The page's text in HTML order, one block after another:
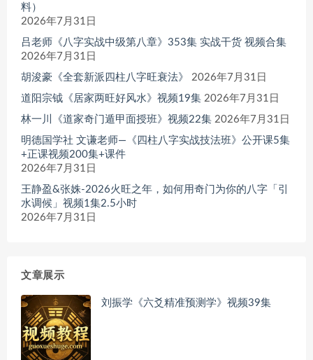
料）
2026年7月31日
吕老师《八字实战中级第八章》353集 实战干货 视频合集
2026年7月31日
胡浚豪《全套新派四柱八字旺衰法》
2026年7月31日
道阳宗钺《居家两旺好风水》视频19集 2026年7月31日
林一川《道家奇门遁甲面授班》视频22集 2026年7月31日
明德国学社 文谦老师—《四柱八字实战技法班》公开课5集
+正课视频200集+课件
2026年7月31日
王静盈&张姝-2026火旺之年，如何用奇门为你的八字「引
水调候」视频1集2.5小时
2026年7月31日
文章展示
刘振学《六爻精准预测学》视频39集